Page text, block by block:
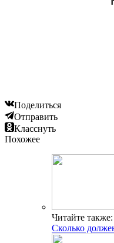
Поделиться
Отправить
Класснуть
Похожее
Читайте также:
Сколько